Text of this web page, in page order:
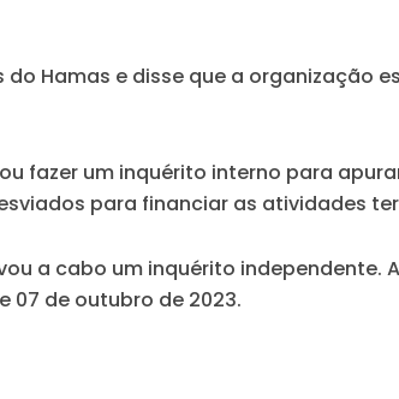
Hamas e disse que a organização
fazer um inquérito interno para
para financiar as atividades
a cabo um inquérito independente.
de outubro de 2023.